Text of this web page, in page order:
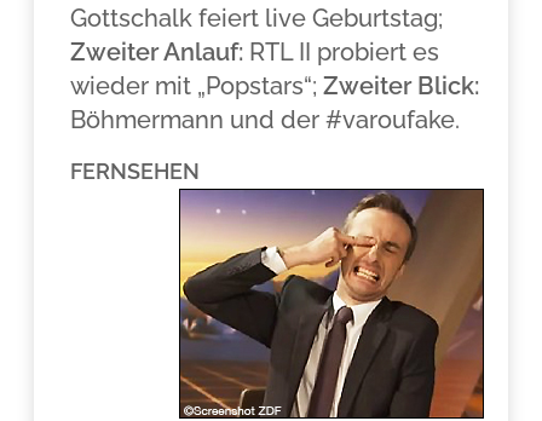
Gottschalk feiert live Geburtstag;
Zweiter Anlauf: RTL II probiert es
wieder mit „Popstars“;Zweiter Blick:
Böhmermann und der #varoufake.
FERNSEHEN